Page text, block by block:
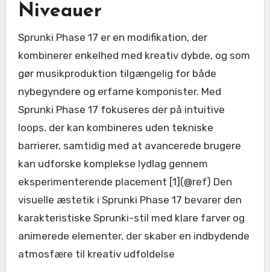
Niveauer
Sprunki Phase 17 er en modifikation, der
kombinerer enkelhed med kreativ dybde, og som
gør musikproduktion tilgængelig for både
nybegyndere og erfarne komponister. Med
Sprunki Phase 17 fokuseres der på intuitive
loops, der kan kombineres uden tekniske
barrierer, samtidig med at avancerede brugere
kan udforske komplekse lydlag gennem
eksperimenterende placement [1](@ref) Den
visuelle æstetik i Sprunki Phase 17 bevarer den
karakteristiske Sprunki-stil med klare farver og
animerede elementer, der skaber en indbydende
atmosfære til kreativ udfoldelse